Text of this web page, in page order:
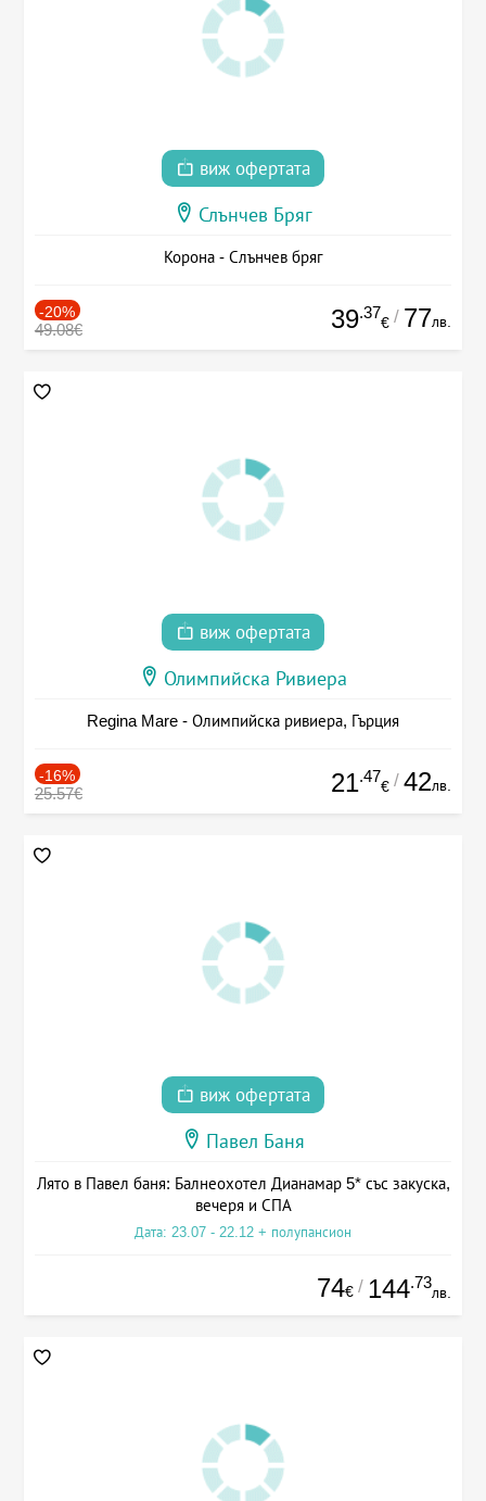
виж офертата
Слънчев Бряг
Корона - Слънчев бряг
-20%
49.08€ 39.37
€ / 77лв.
виж офертата
Олимпийска Ривиера
Regina Mare - Олимпийска ривиера, Гърция
-16%
25.57€ 21.47
€ / 42лв.
виж офертата
Павел Баня
Лято в Павел баня: Балнеохотел Дианамар 5* със закуска,
вечеря и СПА
Дата: 23.07 - 22.12 + полупансион
74€ / 144.73
лв.